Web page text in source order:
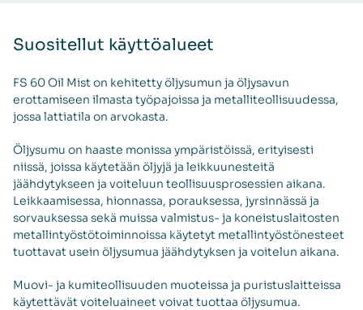
Suositellut käyttöalueet
FS 60 Oil Mist on kehitetty öljysumun ja öljysavun
erottamiseen ilmasta työpajoissa ja metalliteollisuudessa,
jossa lattiatila on arvokasta.
Öljysumu on haaste monissa ympäristöissä, erityisesti
niissä, joissa käytetään öljyjä ja leikkuunesteitä
jäähdytykseen ja voiteluun teollisuusprosessien aikana.
Leikkaamisessa, hionnassa, porauksessa, jyrsinnässä ja
sorvauksessa sekä muissa valmistus- ja koneistuslaitosten
metallintyöstötoiminnoissa käytetyt metallintyöstönesteet
tuottavat usein öljysumua jäähdytyksen ja voitelun aikana.
Muovi- ja kumiteollisuuden muoteissa ja puristuslaitteissa
käytettävät voiteluaineet voivat tuottaa öljysumua.